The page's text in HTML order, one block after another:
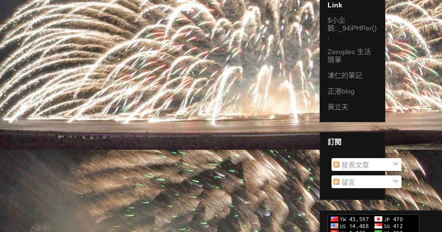
Link
$小企
鵝::_94iPHPer()
;
Zeroplex 生活
隨筆
凍仁的筆記
正港blog
黃立夫
訂閱
發表文章
留言